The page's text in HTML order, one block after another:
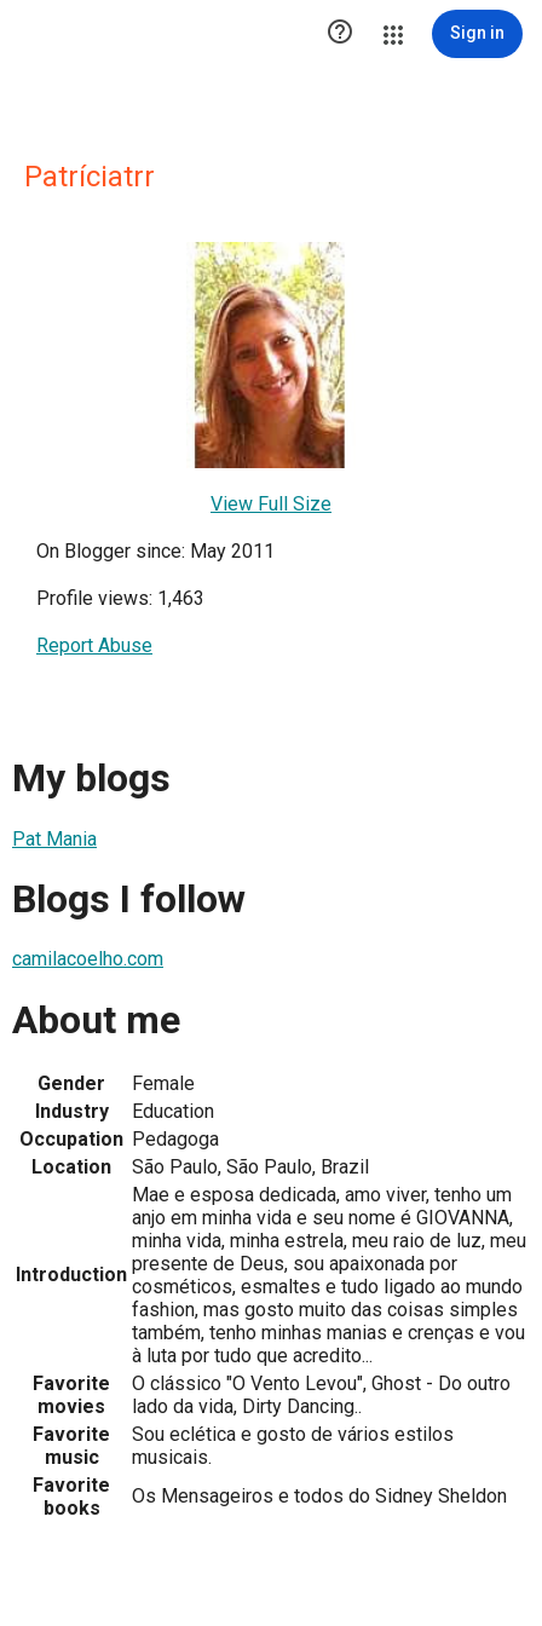
 Sign in
Patríciatrr
View Full Size
On Blogger since: May 2011
Profile views: 1,463
Report Abuse
My blogs
Pat Mania
Blogs I follow
camilacoelho.com
About me
Gender
Female
Industry
Education
Occupation Pedagoga
Location
São Paulo, São Paulo, Brazil
Introduction
Mae e esposa dedicada, amo viver, tenho um
anjo em minha vida e seu nome é GIOVANNA,
minha vida, minha estrela, meu raio de luz, meu
presente de Deus, sou apaixonada por
cosméticos, esmaltes e tudo ligado ao mundo
fashion, mas gosto muito das coisas simples
também, tenho minhas manias e crenças e vou
à luta por tudo que acredito...
Favorite
movies
O clássico "O Vento Levou", Ghost - Do outro
lado da vida, Dirty Dancing..
Favorite
music
Sou eclética e gosto de vários estilos
musicais.
Favorite
books
Os Mensageiros e todos do Sidney Sheldon